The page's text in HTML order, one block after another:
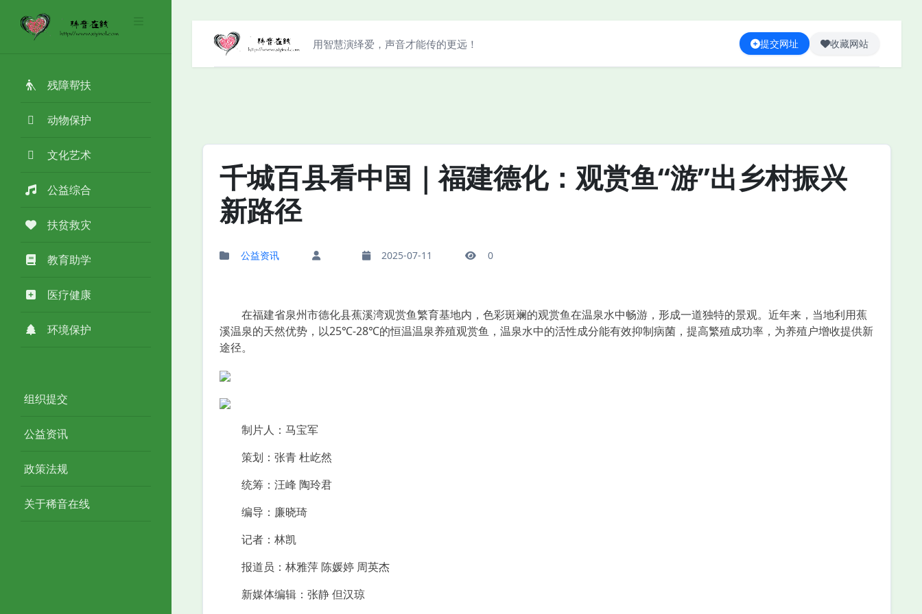
残障帮扶
动物保护
文化艺术
公益综合
扶贫救灾
教育助学
医疗健康
环境保护
组织提交
公益资讯
政策法规
关于稀音在线
用智慧演绎爱，声音才能传的更远！ 提交网址 收藏网站
千城百县看中国｜福建德化：观赏鱼“游”出乡村振兴
新路径
公益资讯 2025-07-11 0
在福建省泉州市德化县蕉溪湾观赏鱼繁育基地内，色彩斑斓的观赏鱼在温泉水中畅游，形成一道独特的景观。近年来，当地利用蕉
溪温泉的天然优势，以25℃-28℃的恒温温泉养殖观赏鱼，温泉水中的活性成分能有效抑制病菌，提高繁殖成功率，为养殖户增收提供新
途径。
制片人：马宝军
策划：张青 杜屹然
统筹：汪峰 陶玲君
编导：廉晓琦
记者：林凯
报道员：林雅萍 陈媛婷 周英杰
新媒体编辑：张静 但汉琼